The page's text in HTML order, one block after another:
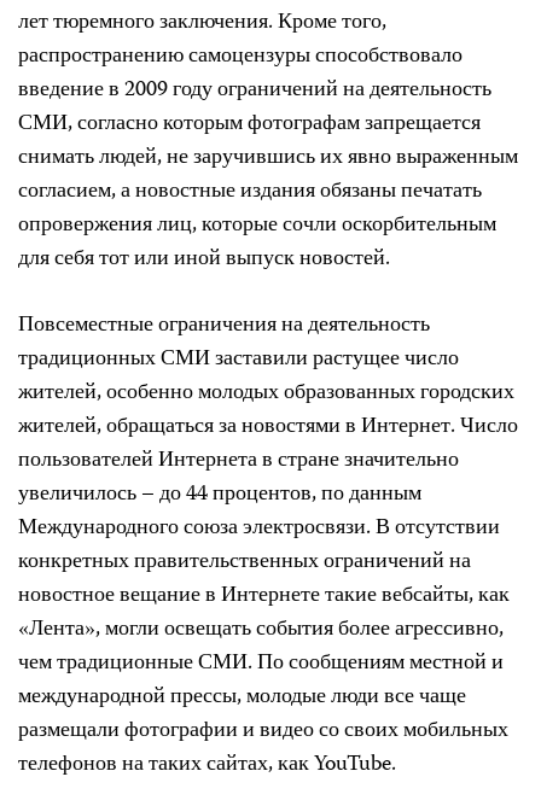
лет тюремного заключения. Кроме того,
распространению самоцензуры способствовало
введение в 2009 году ограничений на деятельность
СМИ, согласно которым фотографам запрещается
снимать людей, не заручившись их явно выраженным
согласием, а новостные издания обязаны печатать
опровержения лиц, которые сочли оскорбительным
для себя тот или иной выпуск новостей.
Повсеместные ограничения на деятельность
традиционных СМИ заставили растущее число
жителей, особенно молодых образованных городских
жителей, обращаться за новостями в Интернет. Число
пользователей Интернета в стране значительно
увеличилось – до 44 процентов, по данным
Международного союза электросвязи. В отсутствии
конкретных правительственных ограничений на
новостное вещание в Интернете такие вебсайты, как
«Лента», могли освещать события более агрессивно,
чем традиционные СМИ. По сообщениям местной и
международной прессы, молодые люди все чаще
размещали фотографии и видео со своих мобильных
телефонов на таких сайтах, как YouTube.